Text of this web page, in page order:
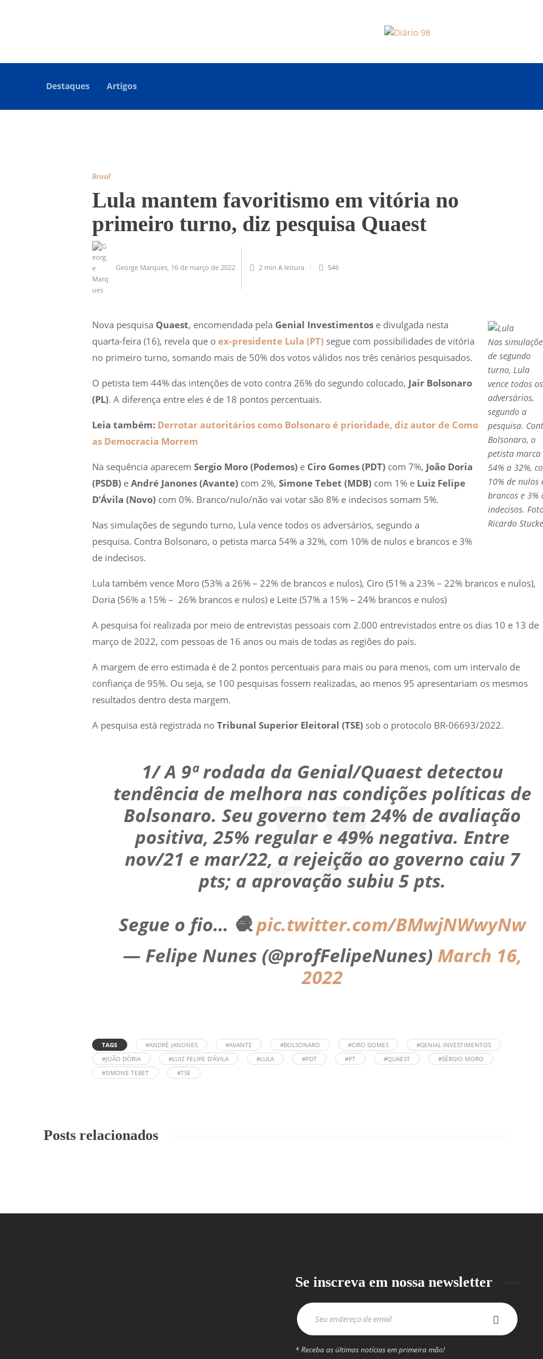
Destaques Artigos
Brasil
Lula mantem favoritismo em vitória no
primeiro turno, diz pesquisa Quaest
George Marques 16 de março de 2022 2 min A leitura 546
Nas
de segundo
turno, Lula
vence todos os
adversários,
segundo a
pesquisa.
Bolsonaro, o
petista marca
54% a 32%,
10% de nulos
brancos e 3%
indecisos.
Ricardo
Nova pesquisa Quaest, encomendada pela Genial Investimentos e divulgada nesta
quarta-feira (16), revela que o ex-presidente Lula (PT) segue com possibilidades de vitória
no primeiro turno, somando mais de 50% dos votos válidos nos três cenários pesquisados.
O petista tem 44% das intenções de voto contra 26% do segundo colocado, Jair Bolsonaro
(PL). A diferença entre eles é de 18 pontos percentuais.
Leia também: Derrotar autoritários como Bolsonaro é prioridade, diz autor de Como
as Democracia Morrem
Na sequência aparecem Sergio Moro (Podemos) e Ciro Gomes (PDT) com 7%, João Doria
(PSDB) e André Janones (Avante) com 2%, Simone Tebet (MDB) com 1% e Luiz Felipe
D’Ávila (Novo) com 0%. Branco/nulo/não vai votar são 8% e indecisos somam 5%.
Nas simulações de segundo turno, Lula vence todos os adversários, segundo a
pesquisa. Contra Bolsonaro, o petista marca 54% a 32%, com 10% de nulos e brancos e 3%
de indecisos.
Lula também vence Moro (53% a 26% – 22% de brancos e nulos), Ciro (51% a 23% – 22% brancos e nulos),
Doria (56% a 15% – 26% brancos e nulos) e Leite (57% a 15% – 24% brancos e nulos)
A pesquisa foi realizada por meio de entrevistas pessoais com 2.000 entrevistados entre os dias 10 e 13 de
março de 2022, com pessoas de 16 anos ou mais de todas as regiões do país.
A margem de erro estimada é de 2 pontos percentuais para mais ou para menos, com um intervalo de
confiança de 95%. Ou seja, se 100 pesquisas fossem realizadas, ao menos 95 apresentariam os mesmos
resultados dentro desta margem.
A pesquisa está registrada no Tribunal Superior Eleitoral (TSE) sob o protocolo BR-06693/2022.
1/ A 9ª rodada da Genial/Quaest detectou
tendência de melhora nas condições políticas de
Bolsonaro. Seu governo tem 24% de avaliação
positiva, 25% regular e 49% negativa. Entre
nov/21 e mar/22, a rejeição ao governo caiu 7
pts; a aprovação subiu 5 pts.
Segue o fio… 🧶pic.twitter.com/BMwjNWwyNw
— Felipe Nunes (@profFelipeNunes) March 16,
2022
TAGS #ANDRÉ JANONES #AVANTE #BOLSONARO #CIRO GOMES
#GENIAL INVESTIMENTOS
#JOÃO DÓRIA
#LUIZ FELIPE D'ÁVILA #LULA #PDT #PT #QUAEST
#SÉRGIO MORO
#SIMONE TEBET
#TSE
Posts relacionados
Se inscreva em nossa newsletter
* Receba as últimas notícias em primeira mão!